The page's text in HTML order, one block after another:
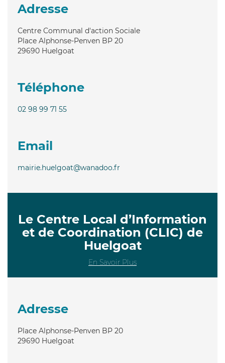
Adresse
Centre Communal d'action Sociale
Place Alphonse-Penven BP 20
29690 Huelgoat
Téléphone
02 98 99 71 55
Email
mairie.huelgoat@wanadoo.fr
Le Centre Local d’Information
et de Coordination (CLIC) de
Huelgoat
En Savoir Plus
Adresse
Place Alphonse-Penven BP 20
29690 Huelgoat